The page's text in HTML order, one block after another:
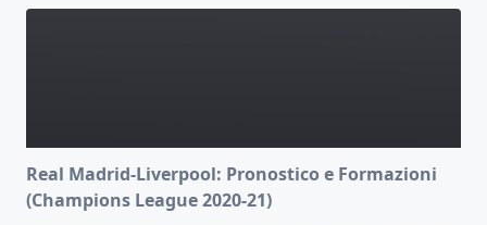
Real Madrid-Liverpool: Pronostico e Formazioni
(Champions League 2020-21)